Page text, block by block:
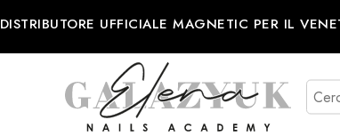
DISTRIBUTORE UFFICIALE MAGNETIC PER IL